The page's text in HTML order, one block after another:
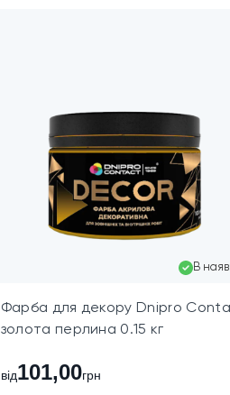
В
Фарба для декору Dnipro
золота перлина 0.15 кг
від101,00грн